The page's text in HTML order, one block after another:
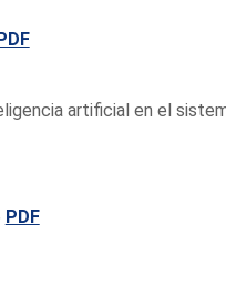
artificial en el
PDF